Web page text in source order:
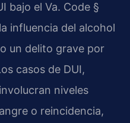
bajo el Va. Code §
influencia del alcohol
un delito grave por
casos de DUI,
niveles
o reincidencia,